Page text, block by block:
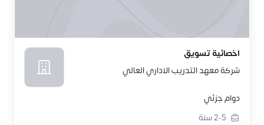
اخصائية تسويق
شركة معهد التدريب الاداري العالي
دوام جزئي
2-5سنة